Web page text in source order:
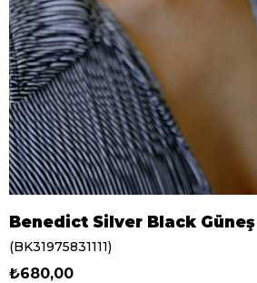
Benedict Silver Black
(BK31975831111)
₺680,00